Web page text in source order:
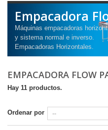
Empacadora
Máquinas empacadoras
y sistema normal e inverso.
Empacadoras Horizontales.
EMPACADORA FLOW
Hay 11 productos.
Ordenar por